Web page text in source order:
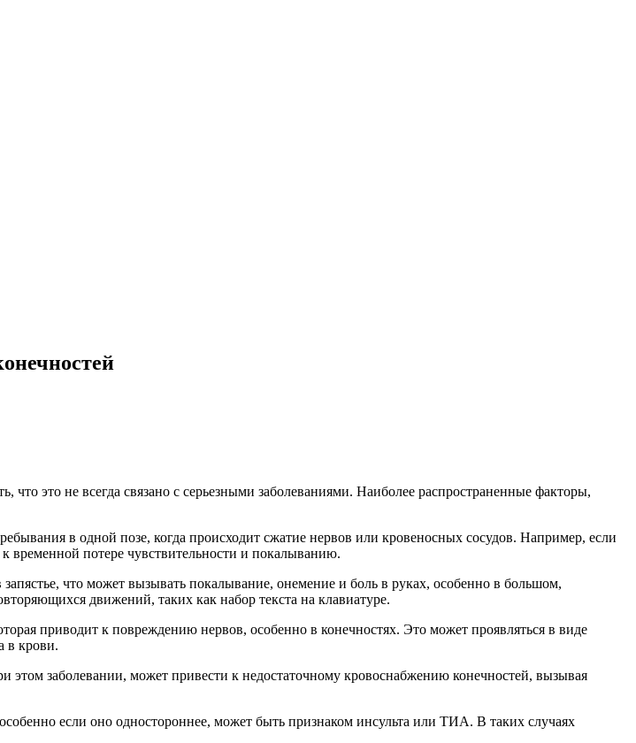
это не всегда связано с серьезными заболеваниями. Наиболее распространенные факторы,
в одной позе, когда происходит сжатие нервов или кровеносных сосудов. Например, если
временной потере чувствительности и покалыванию.
что может вызывать покалывание, онемение и боль в руках, особенно в большом,
движений, таких как набор текста на клавиатуре.
приводит к повреждению нервов, особенно в конечностях. Это может проявляться в виде
в крови.
этом заболевании, может привести к недостаточному кровоснабжению конечностей, вызывая
если оно одностороннее, может быть признаком инсульта или ТИА. В таких случаях